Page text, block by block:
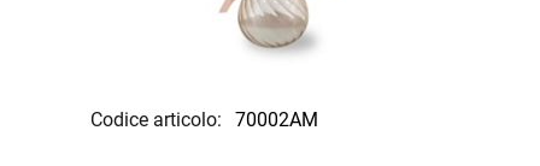
Codice articolo: 70002AM